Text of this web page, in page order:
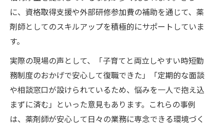
に、資格取得支援や外部研修参加費の補助を通じて、薬
剤師としてのスキルアップを積極的にサポートしていま
す。
実際の現場の声として、「子育てと両立しやすい時短勤
務制度のおかげで安心して復職できた」「定期的な面談
や相談窓口が設けられているため、悩みを一人で抱え込
まずに済む」といった意見もあります。これらの事例
は、薬剤師が安心して日々の業務に専念できる環境づく